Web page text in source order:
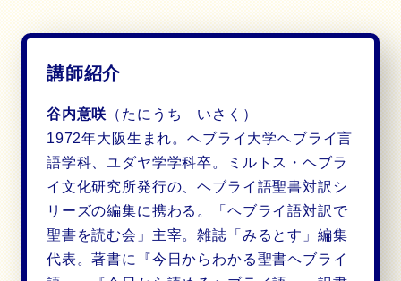
講師紹介
谷内意咲 （たにうち いさく）
1972年大阪生まれ。ヘブライ大学ヘブライ言
語学科、ユダヤ学学科卒。ミルトス・ヘブラ
イ文化研究所発行の、ヘブライ語聖書対訳シ
リーズの編集に携わる。「ヘブライ語対訳で
聖書を読む会」主宰。雑誌「みるとす」編集
代表。著書に『今日からわかる聖書ヘブライ